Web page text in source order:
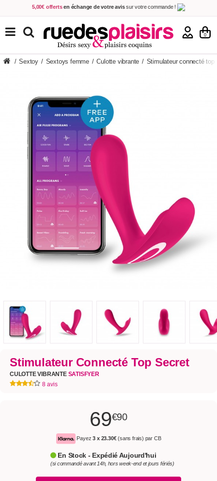
5,00€ offerts en échange de votre avissur votre commande !
Achetez aujourd'hui. Décidez quand payer !
Livraison en 48h
au prix de 2,90 € ! (Offerte dès 69,00€ d'achat)
0
TOUS NOS PRODUITS
/ Sextoy / Sextoys femme / Culotte vibrante / Stimulateur connecté top
Stimulateur Connecté Top Secret
CULOTTE VIBRANTE SATISFYER
8 avis
69€90
Payez3 x 23.30€(sans frais) par CB
En Stock - Expédié Aujourd'hui
(si commandé avant 14h, hors week-end et jours fériés)